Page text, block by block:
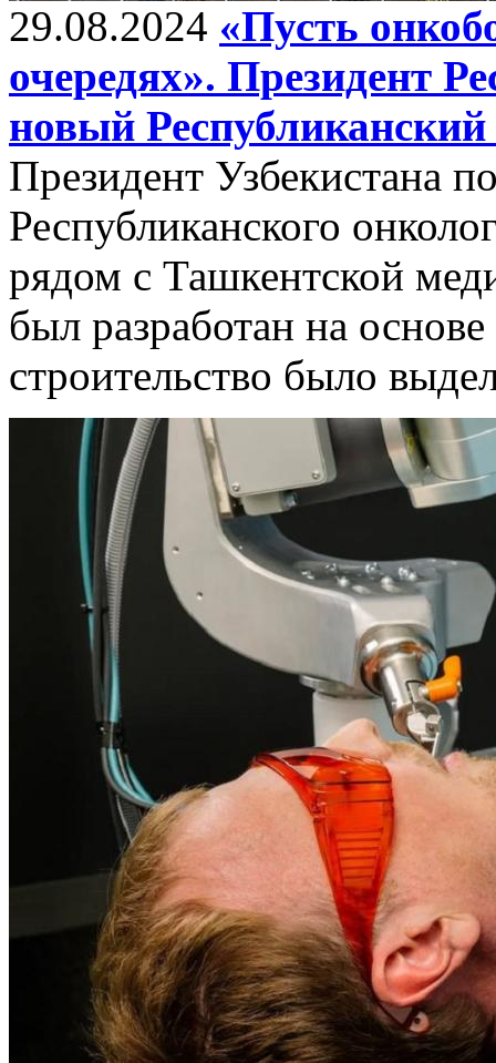
29.08.2024 «Пусть
очередях». Президент
новый
Президент Узбекистана
Республиканского
рядом с Ташкентской
был разработан на
строительство было